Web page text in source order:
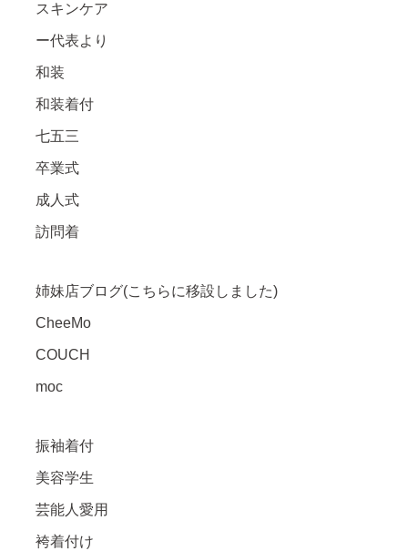
スキンケア
ー代表より
和装
和装着付
七五三
卒業式
成人式
訪問着
姉妹店ブログ(こちらに移設しました)
CheeMo
COUCH
moc
振袖着付
美容学生
芸能人愛用
袴着付け